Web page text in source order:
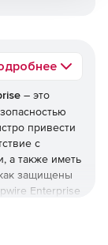
– это
привести
с
а также иметь
защищены
Enterprise